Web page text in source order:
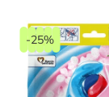
-25%